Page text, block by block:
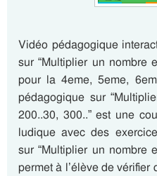
Vidéo pédagogique
sur “Multiplier un nombre
pour la 4eme, 5eme,
pédagogique sur
200..30, 300..” est une
ludique avec des
sur “Multiplier un nombre
permet à l’élève de